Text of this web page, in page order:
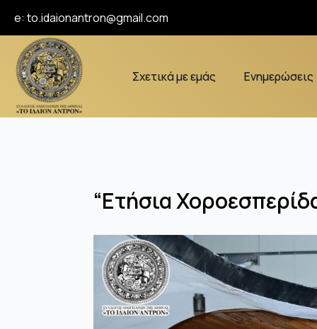
e:to.idaionantron@gmail.com
Σχετικά με εμάς Ενημερώσεις
“Ετήσια